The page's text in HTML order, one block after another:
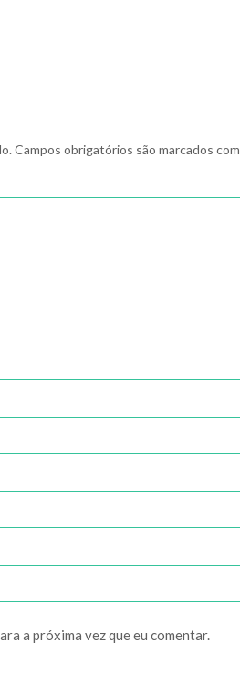
Campos obrigatórios são marcados com
a próxima vez que eu comentar.